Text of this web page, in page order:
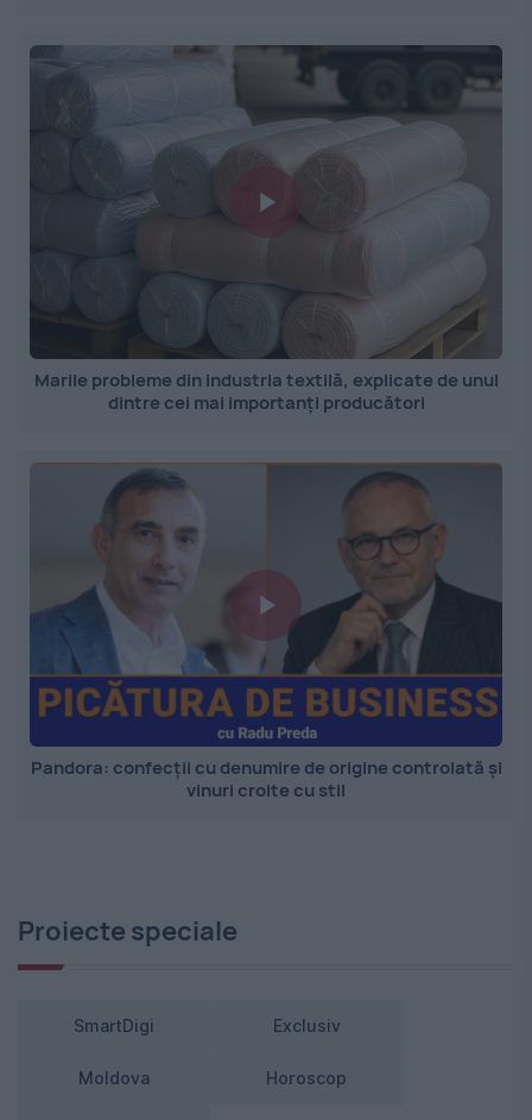
Marile probleme din industria textilă, explicate de unul
dintre cei mai importanți producători
Pandora: confecții cu denumire de origine controlată și
vinuri croite cu stil
Proiecte speciale
SmartDigi Exclusiv
Moldova Horoscop